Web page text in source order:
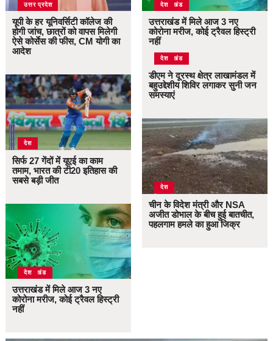
उत्तर प्रदेश
यूपी के हर यूनिवर्सिटी कॉलेज की
होगी जांच, छात्रों को वापस मिलेगी
ऐसे कोर्सेस की फीस, CM योगी का
आदेश
देश
सिर्फ 27 गेंदों में यूएई का काम
तमाम, भारत की टी20 इतिहास की
सबसे बड़ी जीत
उत्तराखंड
देश
उत्तराखंड में मिले आज 3 नए
कोरोना मरीज, कोई ट्रैवल हिस्ट्री
नहीं
उत्तराखंड
देश
उत्तराखंड में मिले आज 3 नए
कोरोना मरीज, कोई ट्रैवल हिस्ट्री
नहीं
उत्तराखंड
देश
डीएम ने दूरस्थ क्षेत्र लाखामंडल में
बहुउद्देशीय शिविर लगाकर सुनी जन
समस्याएं
देश
चीन के विदेश मंत्री और NSA
अजीत डोभाल के बीच हुई बातचीत,
पहलगाम हमले का हुआ जिक्र